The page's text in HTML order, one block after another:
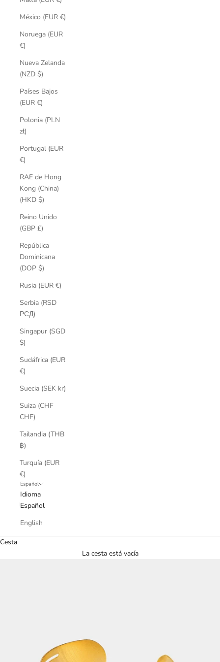
México (EUR €)
Noruega (EUR
€)
Nueva Zelanda
(NZD $)
Países Bajos
(EUR €)
Polonia (PLN
zł)
Portugal (EUR
€)
RAE de Hong
Kong (China)
(HKD $)
Reino Unido
(GBP £)
República
Dominicana
(DOP $)
Rusia (EUR €)
Serbia (RSD
РСД)
Singapur (SGD
$)
Sudáfrica (EUR
€)
Suecia (SEK kr)
Suiza (CHF
CHF)
Tailandia (THB
฿)
Turquía (EUR
€)
Español
Idioma
Español
English
Cesta
La cesta está vacía